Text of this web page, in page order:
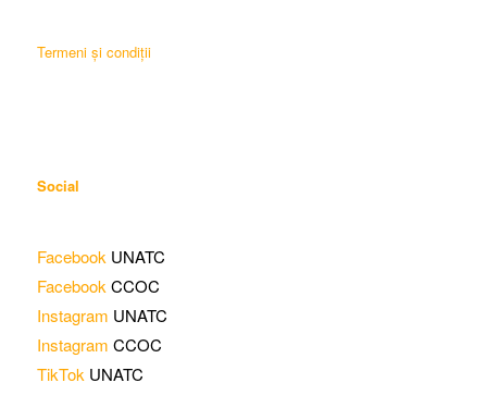
Termeni și condiții
Social
Facebook UNATC
Facebook CCOC
Instagram UNATC
Instagram CCOC
TikTok UNATC